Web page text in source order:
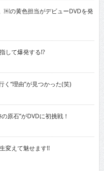
￼の黄色担当がデビューDVDを発
して爆発する!?
“理由”が見つかった(笑)
原石”がDVDに初挑戦！
変えて魅せます!!